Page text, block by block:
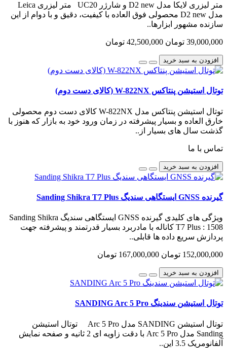
متر لیزری لایکا مدل D2 new و شارژر UC20 متر لیزری Leica
مدل D2 new محصولی فوق العاده با کیفیت، دقیق و با دوام از این
سازنده مشهور ابزارها..
39,000,000 تومان 42,500,000 تومان
افزودن به سبد خرید
توتال استیشن پنتاکس W-822NX (کالای دست دوم)
توتال استیشن پنتاکس مدل W-822NX کالای دست دوم محصولی
خارق العاده و بسیار پیشرفته در زمان ورود خود به بازار که هنوز با
گذشت سال های بسیار از..
تماس با ما
افزودن به سبد خرید
گیرنده GNSS ایستگاهی سندیگ Sanding Shikra T7 Plus
ویژگی های کلیدی گیرنده GNSS ایستگاهی سندیگ Sanding Shikra
T7 Plus : 1508 کاناله با مادربرد بسیار قدرتمند و پیشرفته جهت
پردازش سریع داده ها قابلی..
152,000,000 تومان 167,000,000 تومان
افزودن به سبد خرید
توتال استیشن سندینگ SANDING Arc 5 Pro
توتال استیشن SANDING مدل Arc 5 Pro توتال استیشن
Sanding مدل Arc 5 Pro با دقت زاویه ای 2 ثانیه و صفحه نمایش
آلفانومریک 3.5 این..